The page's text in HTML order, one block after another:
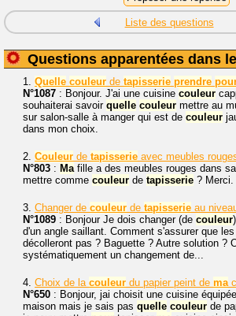
Liste des questions
Questions apparentées dans
1. Quelle couleur de tapisserie prendre
N°1087 : Bonjour. J'ai une cuisine couleur
souhaiterai savoir quelle couleur mettre au
sur salon-salle à manger qui est de couleur
dans mon choix.
2. Couleur de tapisserie avec meubles
N°803 : Mafille a des meubles rouges dans
mettre comme couleur de tapisserie ? Merci.
3. Changer de couleur de tapisserie au
N°1089 : Bonjour Je dois changer (de couleur
d'un angle saillant. Comment s'assurer que
décolleront pas ? Baguette ? Autre solution ?
systématiquement un changement de...
4. Choix de la couleur du papier peint de ma
N°650 : Bonjour, jai choisit une cuisine
maison mais je sais pas quelle couleur de